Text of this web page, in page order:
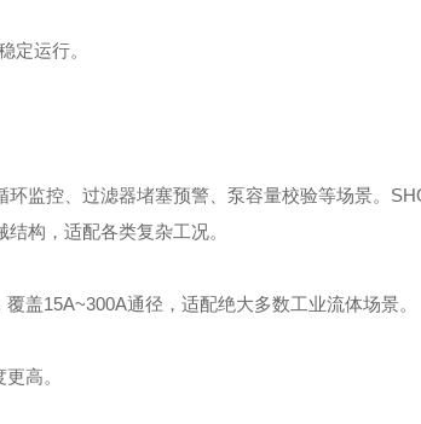
定运行。
监控、过滤器堵塞预警、泵容量校验等场景。
构，适配各类复杂工况。
盖15A~300A通径，适配绝大多数工业流体场景。
高。